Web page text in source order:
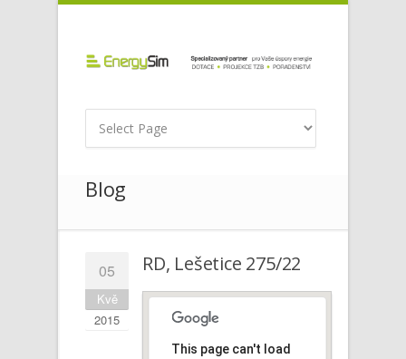
Blog
05
Kvě
2015
RD, Lešetice 275/22
This page can't load